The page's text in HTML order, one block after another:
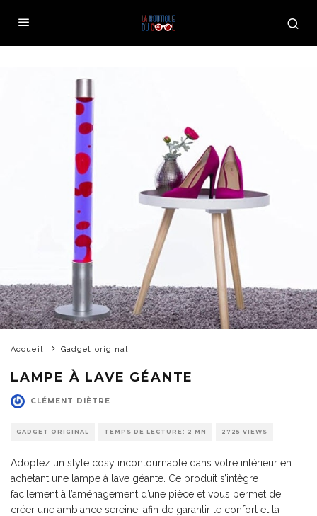
Accueil Gadget original
LAMPE À LAVE GÉANTE
CLÉMENT DIÈTRE
GADGET ORIGINAL TEMPS DE LECTURE: 2 MN 2725 VIEWS
Adoptez un style cosy incontournable dans votre intérieur en
achetant une lampe à lave géante. Ce produit s’intègre
facilement à l’aménagement d’une pièce et vous permet de
créer une ambiance sereine, afin de garantir le confort et la